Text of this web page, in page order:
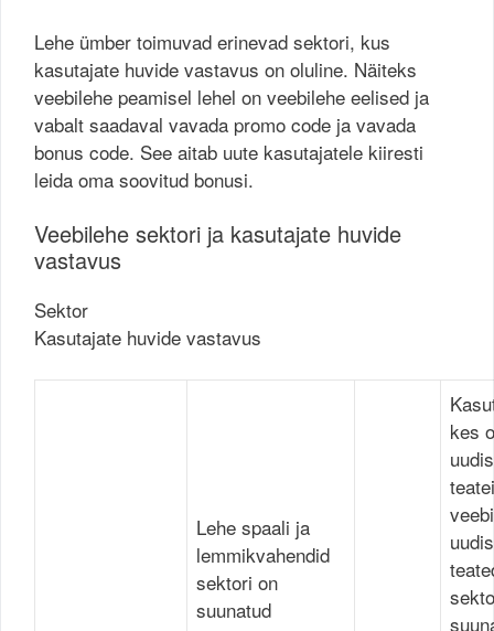
Lehe ümber toimuvad erinevad sektori, kus
kasutajate huvide vastavus on oluline. Näiteks
veebilehe peamisel lehel on veebilehe eelised ja
vabalt saadaval vavada promo code ja vavada
bonus code. See aitab uute kasutajatele kiiresti
leida oma soovitud bonusi.
Veebilehe sektori ja kasutajate huvide
vastavus
Sektor
Kasutajate huvide vastavus
Lehe spaali ja
lemmikvahendid
sektori on
suunatud
kes